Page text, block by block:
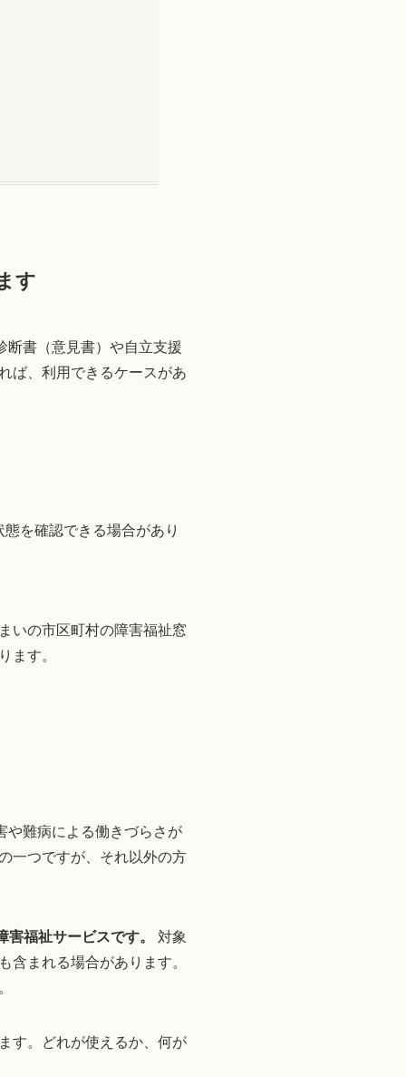
す
断書（意見書）や自立支援
ば、利用できるケースがあ
を確認できる場合があり
いの市区町村の障害福祉窓
ます。
や難病による働きづらさが
一つですが、それ以外の方
福祉サービスです。
対象
含まれる場合があります。
す。どれが使えるか、何が